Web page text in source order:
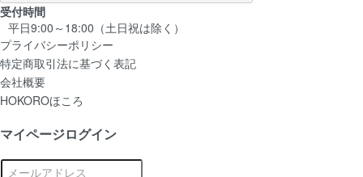
受付時間
平日9:00～18:00（土日祝は除く）
プライバシーポリシー
特定商取引法に基づく表記
会社概要
HOKOROほころ
マイページログイン